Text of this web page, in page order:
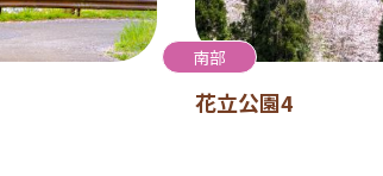
南部
花立公園4